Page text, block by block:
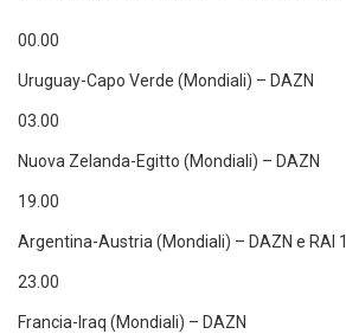
00.00
Uruguay-Capo Verde (Mondiali) – DAZN
03.00
Nuova Zelanda-Egitto (Mondiali) – DAZN
19.00
Argentina-Austria (Mondiali) – DAZN e RAI 1
23.00
Francia-Iraq (Mondiali) – DAZN